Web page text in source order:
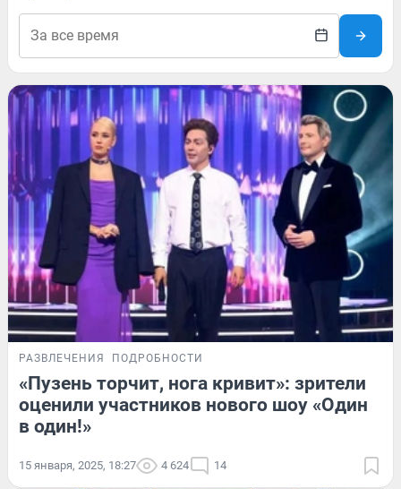
РАЗВЛЕЧЕНИЯ ПОДРОБНОСТИ
«Пузень торчит, нога кривит»: зрители
оценили участников нового шоу «Один
в один!»
15 января, 2025, 18:27 4 624 14